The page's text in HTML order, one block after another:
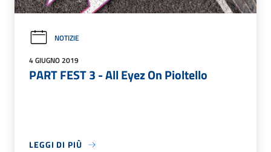
NOTIZIE
4 GIUGNO 2019
PART FEST 3 - All Eyez On Pioltello
LEGGI DI PIÙ